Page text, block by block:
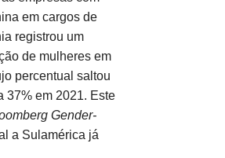
em cargos de
registrou um
de mulheres em
percentual saltou
37% em 2021. Este
Gender-
a Sulamérica já